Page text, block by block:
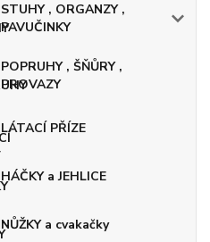
STUHY , ORGANZY ,
PAVUČINKY
POPRUHY , ŠŇŮRY ,
PROVAZY
LÁTACÍ PŘÍZE
HÁČKY a JEHLICE
NŮŽKY a cvakačky